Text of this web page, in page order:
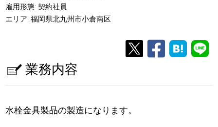
雇用形態: 契約社員
エリア: 福岡県北九州市小倉南区
業務内容
水栓金具製品の製造になります。